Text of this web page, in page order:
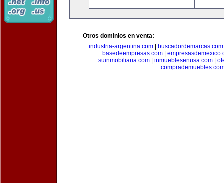
Otros dominios en venta:
industria-argentina.com| buscadordemarcas.com
basedeempresas.com|
suinmobiliaria.com
inmueblesenusa.com